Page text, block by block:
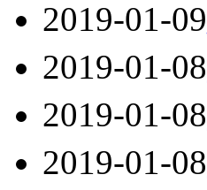
2019-01-09
2019-01-08
2019-01-08
2019-01-08